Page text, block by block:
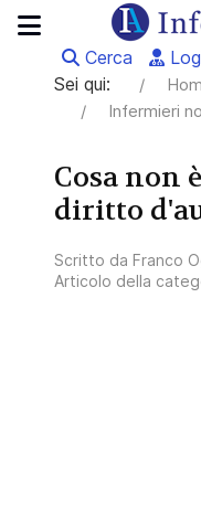
Cerca
Sei qui:
Infermieri
Cosa non
diritto
Scritto da Franco
Articolo della